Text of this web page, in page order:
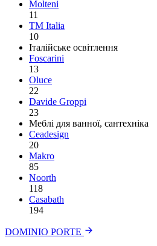
Molteni
11
TM Italia
10
Італійське освітлення
Foscarini
13
Oluce
22
Davide Groppi
23
Меблі для ванної, сантехніка
Ceadesign
20
Makro
85
Noorth
118
Сasabath
194
DOMINIO PORTE